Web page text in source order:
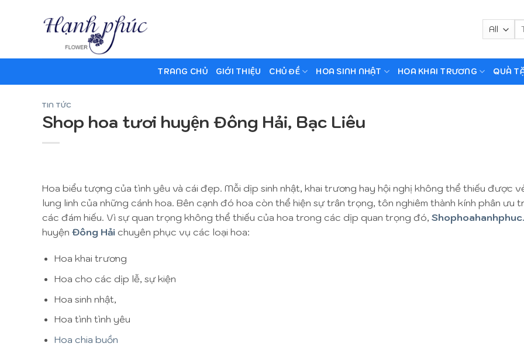
TRANG CHỦ GIỚI THIỆU CHỦ ĐỀ HOA SINH NHẬT HOA KHAI TRƯƠNG QUÀ
TIN TỨC
Shop hoa tươi huyện Đông Hải, Bạc Liêu
Hoa biểu tượng của tình yêu và cái đẹp. Mỗi dịp sinh nhật, khai trương hay hội nghị không thể thiếu được
lung linh của những cánh hoa. Bên cạnh đó hoa còn thể hiện sự trân trọng, tôn nghiêm thành kính phân ưu
các đám hiếu. Vì sự quan trọng không thể thiếu của hoa trong các dịp quan trọng đó,
huyện Đông Hải chuyên phục vụ các loại hoa:
Hoa khai trương
Hoa cho các dịp lễ, sự kiện
Hoa sinh nhật,
Hoa tình tình yêu
Hoa chia buồn